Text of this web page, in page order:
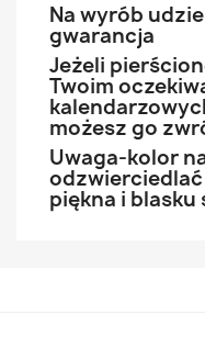
Na wyrób
gwarancja
Jeżeli
Twoim
możesz go
Uwaga-kolor
piękna i blasku